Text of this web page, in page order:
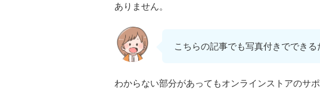
ありません。
こちらの記事でも写真付きでできる
わからない部分があってもオンラインストアのサ